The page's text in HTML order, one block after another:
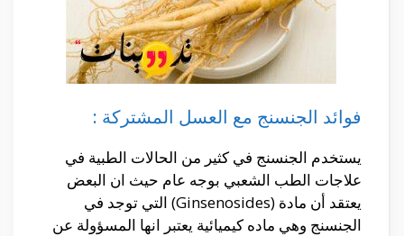
فوائد الجنسنج مع العسل المشتركة :
يستخدم الجنسنج في كثير من الحالات الطبية في
علاجات الطب الشعبي بوجه عام حيث ان البعض
يعتقد أن مادة (Ginsenosides) التي توجد في
الجنسنج وهي ماده كيميائية يعتبر انها المسؤولة عن